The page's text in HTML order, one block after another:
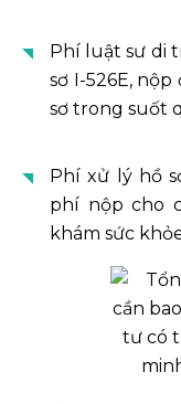
Phí luật sư di
sơ I-526E,
sơ trong suốt
Phí xử lý hồ
phí nộp cho
khám sức